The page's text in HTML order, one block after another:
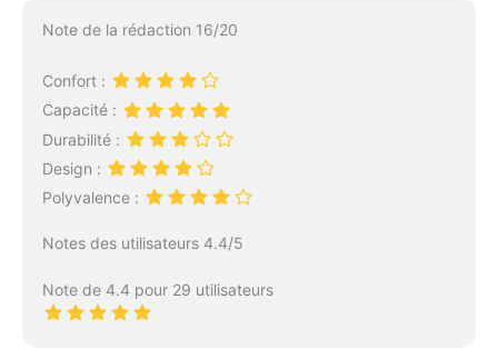
Note de la rédaction 16/20
Confort :
Capacité :
Durabilité :
Design :
Polyvalence :
Notes des utilisateurs 4.4/5
Note de 4.4 pour 29 utilisateurs